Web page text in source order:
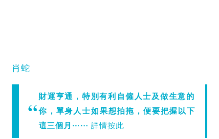
肖蛇
財運亨通，特別有利自僱人士及做生意的
你，單身人士如果想拍拖，便要把握以下
這三個月⋯⋯ 詳情按此